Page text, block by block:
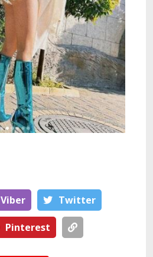
Viber Тwitter
Pinterest